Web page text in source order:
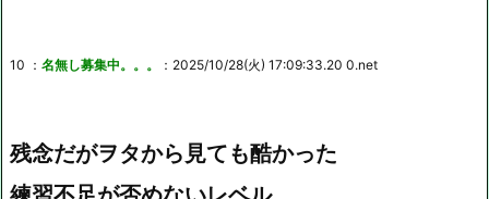
10 ： 名無し募集中。。。 ：2025/10/28(火) 17:09:33.20 0.net
残念だがヲタから見ても酷かった